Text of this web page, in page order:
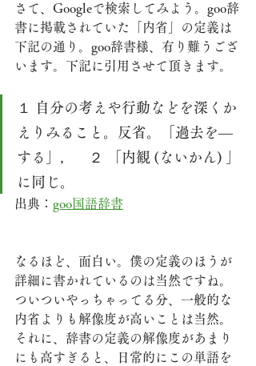
さて、Googleで検索してみよう。goo辞
書に掲載されていた「内省」の定義は
下記の通り。goo辞書様、有り難うござ
います。下記に引用させて頂きます。
１ 自分の考えや行動などを深くか
えりみること。反省。「過去を―
する」，　２ 「内観 (ないかん) 」
に同じ。
出典： goo国語辞書
なるほど、面白い。僕の定義のほうが
詳細に書かれているのは当然ですね。
ついついやっちゃってる分、一般的な
内省よりも解像度が高いことは当然。
それに、辞書の定義の解像度があまり
にも高すぎると、日常的にこの単語を